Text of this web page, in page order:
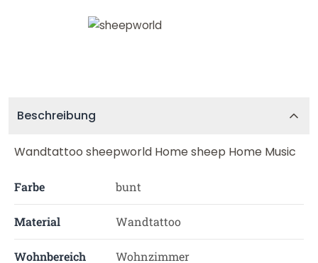
Beschreibung
Wandtattoo sheepworld Home sheep Home Music
Farbe bunt
Material Wandtattoo
Wohnbereich Wohnzimmer